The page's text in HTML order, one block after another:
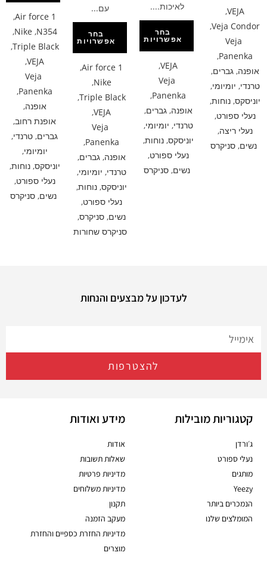
VEJA
,
Veja Condor
,
Veja
Panenka
,
אופנה,גברים,
טרנדי, יומיומי,
יוניסקס,נוחות,
נעלי ספורט,
נעלי ריצה,
נשים, סניקרס
לאיכות....
בחר
אפשרויות
VEJA
,
Veja
Panenka
,
אופנה,גברים,
טרנדי, יומיומי,
יוניסקס,נוחות,
נעלי ספורט,
נשים, סניקרס
עם...
בחר
אפשרויות
Air force 1
,
Nike
,
Triple Black
,
VEJA
,
Veja
Panenka
,
אופנה,גברים,
טרנדי, יומיומי,
יוניסקס,נוחות,
נעלי ספורט,
נשים,סניקרס,
סניקרס שחורות
Air force 1
,
N354
,
Nike
,
Triple Black
,
VEJA
,
Veja
Panenka
,
אופנה,
אופנת רחוב,
גברים, טרנדי,
יומיומי,
יוניסקס,נוחות,
נעלי ספורט,
נשים, סניקרס
לעדכון על מבצעים והנחות
להצטרפות
קטגוריות מובילות
ג׳ורדן
נעלי ספורט
מותגים
Yeezy
הנמכרים ביותר
המומלצים שלנו
מידע ואודות
אודות
שאלות תשובות
מדיניות פרטיות
מדיניות משלוחים
תקנון
מעקב הזמנה
מדיניות החזרת כספיים והחזרת
מוצרים